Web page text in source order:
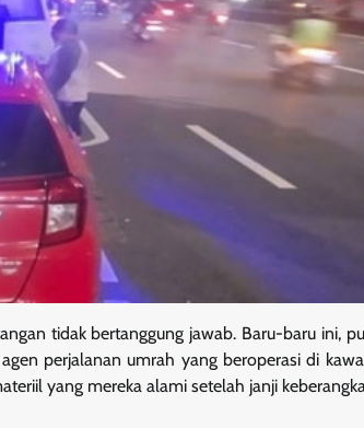
tidak bertanggung jawab. Baru-baru ini,
perjalanan umrah yang beroperasi di
yang mereka alami setelah janji